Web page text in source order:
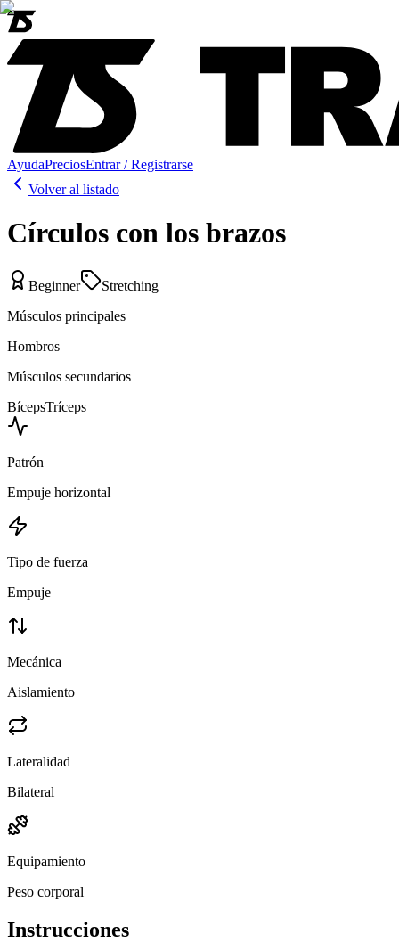
AyudaPreciosEntrar / Registrarse
Volver al listado
Círculos con los brazos
Beginner
Stretching
Músculos principales
Hombros
Músculos secundarios
BícepsTríceps
Patrón
Empuje horizontal
Tipo de fuerza
Empuje
Mecánica
Aislamiento
Lateralidad
Bilateral
Equipamiento
Peso corporal
Instrucciones